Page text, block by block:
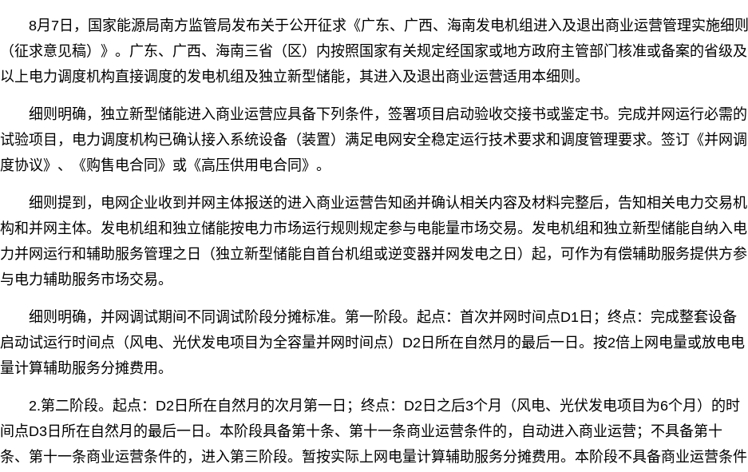
8月7日，国家能源局南方监管局发布关于公开征求《广东、广西、海南发电机组进入及退出商业运营管理实施细则
（征求意见稿）》。广东、广西、海南三省（区）内按照国家有关规定经国家或地方政府主管部门核准或备案的省级及
以上电力调度机构直接调度的发电机组及独立新型储能，其进入及退出商业运营适用本细则。
细则明确，独立新型储能进入商业运营应具备下列条件，签署项目启动验收交接书或鉴定书。完成并网运行必需的
试验项目，电力调度机构已确认接入系统设备（装置）满足电网安全稳定运行技术要求和调度管理要求。签订《并网调
度协议》、《购售电合同》或《高压供用电合同》。
细则提到，电网企业收到并网主体报送的进入商业运营告知函并确认相关内容及材料完整后，告知相关电力交易机
构和并网主体。发电机组和独立储能按电力市场运行规则规定参与电能量市场交易。发电机组和独立新型储能自纳入电
力并网运行和辅助服务管理之日（独立新型储能自首台机组或逆变器并网发电之日）起，可作为有偿辅助服务提供方参
与电力辅助服务市场交易。
细则明确，并网调试期间不同调试阶段分摊标准。第一阶段。起点：首次并网时间点D1日；终点：完成整套设备
启动试运行时间点（风电、光伏发电项目为全容量并网时间点）D2日所在自然月的最后一日。按2倍上网电量或放电电
量计算辅助服务分摊费用。
2.第二阶段。起点：D2日所在自然月的次月第一日；终点：D2日之后3个月（风电、光伏发电项目为6个月）的时
间点D3日所在自然月的最后一日。本阶段具备第十条、第十一条商业运营条件的，自动进入商业运营；不具备第十
条、第十一条商业运营条件的，进入第三阶段。暂按实际上网电量计算辅助服务分摊费用。本阶段不具备商业运营条件